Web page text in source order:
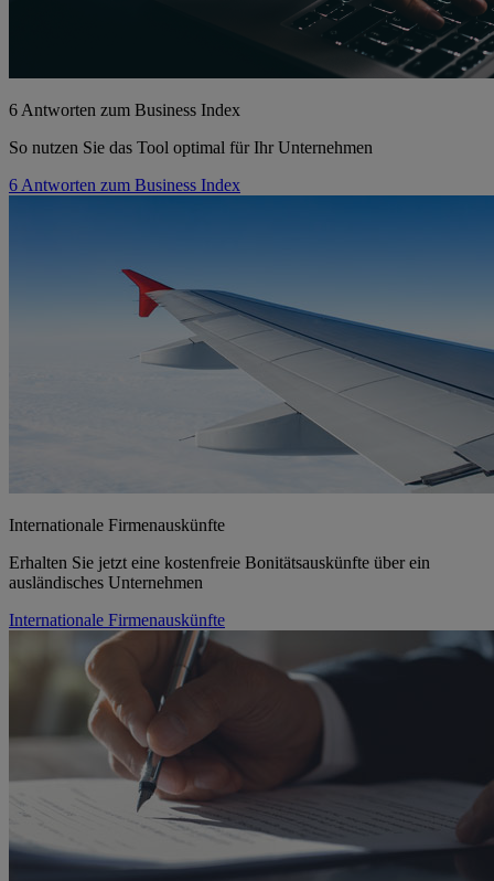
6 Antworten zum Business Index
So nutzen Sie das Tool optimal für Ihr Unternehmen
6 Antworten zum Business Index
Internationale Firmenauskünfte
Erhalten Sie jetzt eine kostenfreie Bonitätsauskünfte über ein
ausländisches Unternehmen
Internationale Firmenauskünfte